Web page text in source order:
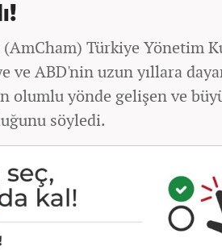
Türkiye Yönetim
ve ABD'nin uzun yıllara
olumlu yönde gelişen ve
söyledi.